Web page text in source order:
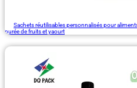
Sachets réutilisables personnalisés pour
purée de fruits et yaourt